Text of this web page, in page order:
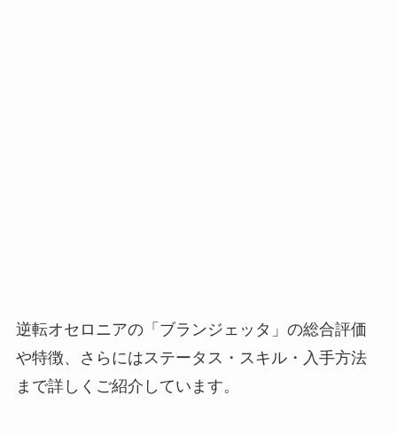
逆転オセロニアの「ブランジェッタ」の総合評価
や特徴、さらにはステータス・スキル・入手方法
まで詳しくご紹介しています。